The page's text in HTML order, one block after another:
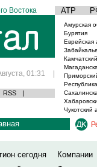
Востока АТР
01:31 |
RSS |
Амурская
Бурятия
Еврейская
Чукотский
сегодня
Компании